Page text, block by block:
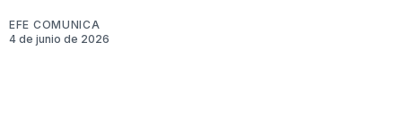
EFE COMUNICA
4 de junio de 2026